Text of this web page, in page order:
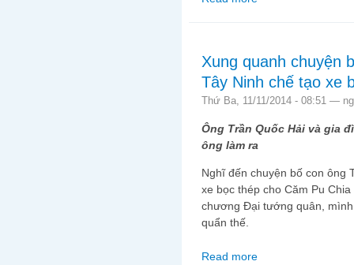
Xung quanh chuyện
Tây Ninh chế tạo xe
Thứ Ba, 11/11/2014 - 08:51 —
Ông Trần Quốc Hải và gia
ông làm ra
Nghĩ đến chuyện bố con ông
xe bọc thép cho Căm Pu
chương Đại tướng quân,
quẩn thế.
Read more